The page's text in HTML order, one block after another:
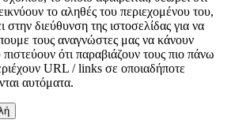
το αληθές του περιεχομένου του,
στην διεύθυνση της ιστοσελίδας για να
τους αναγνώστες μας να κάνουν
ότι παραβιάζουν τους πιο πάνω
URL / links σε οποιαδήποτε
αυτόματα.